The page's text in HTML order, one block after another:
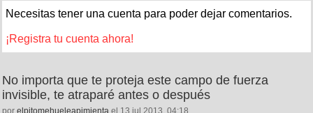
Necesitas tener una cuenta para poder dejar comentarios.
¡Registra tu cuenta ahora!
No importa que te proteja este campo de fuerza
invisible, te atraparé antes o después
por elpitomehueleapimienta el 13 jul 2013, 04:18